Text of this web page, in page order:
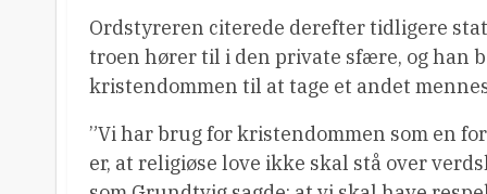
Ordstyreren citerede derefter tidligere
troen hører til i den private sfære, og han
kristendommen til at tage et andet
”Vi har brug for kristendommen som en
er, at religiøse love ikke skal stå over